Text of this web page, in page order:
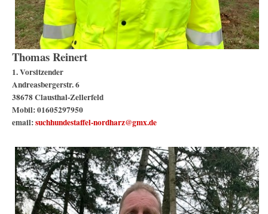
Thomas Reinert
1. Vorsitzender
Andreasbergerstr. 6
38678 Clausthal-Zellerfeld
Mobil: 01605297950
email:suchhundestaffel-nordharz@gmx.de